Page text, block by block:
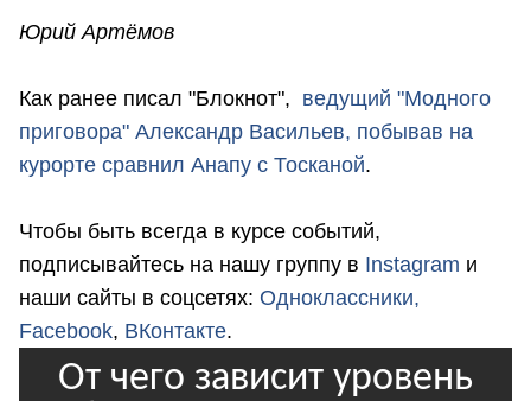
Юрий Артёмов
Как ранее писал "Блокнот", ведущий "Модного
приговора" Александр Васильев, побывав на
курорте сравнил Анапу с Тосканой.
Чтобы быть всегда в курсе событий,
подписывайтесь на нашу группу в Instagram и
наши сайты в соцсетях: Одноклассники,
Facebook, ВКонтакте.